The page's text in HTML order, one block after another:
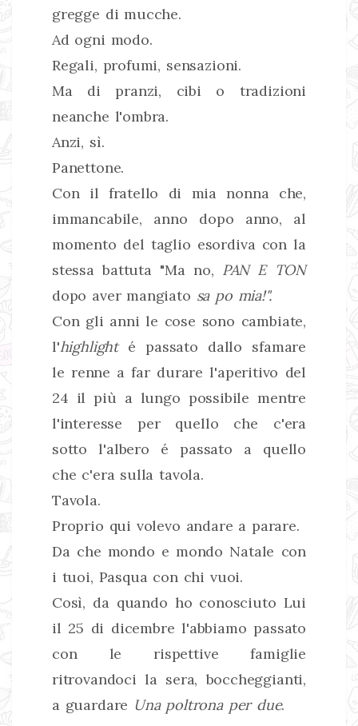
gregge di mucche.
Ad ogni modo.
Regali, profumi, sensazioni.
Ma di pranzi, cibi o tradizioni
neanche l'ombra.
Anzi, sì.
Panettone.
Con il fratello di mia nonna che,
immancabile, anno dopo anno, al
momento del taglio esordiva con la
stessa battuta "Ma no, PAN E TON
dopo aver mangiato sa po mia!".
Con gli anni le cose sono cambiate,
l'highlighté passato dallo sfamare
le renne a far durare l'aperitivo del
24 il più a lungo possibile mentre
l'interesse per quello che c'era
sotto l'albero é passato a quello
che c'era sulla tavola.
Tavola.
Proprio qui volevo andare a parare.
Da che mondo e mondo Natale con
i tuoi, Pasqua con chi vuoi.
Così, da quando ho conosciuto Lui
il 25 di dicembre l'abbiamo passato
con le rispettive famiglie
ritrovandoci la sera, boccheggianti,
a guardare Una poltrona per due.